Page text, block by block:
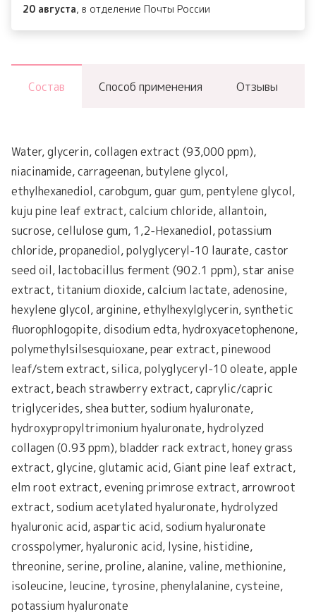
Patch
20 августа, в отделение Почты России
Состав Способ применения Отзывы
Water, glycerin, collagen extract (93,000 ppm),
niacinamide, carrageenan, butylene glycol,
ethylhexanediol, carobgum, guar gum, pentylene glycol,
kuju pine leaf extract, calcium chloride, allantoin,
sucrose, cellulose gum, 1,2-Hexanediol, potassium
chloride, propanediol, polyglyceryl-10 laurate, castor
seed oil, lactobacillus ferment (902.1 ppm), star anise
extract, titanium dioxide, calcium lactate, adenosine,
hexylene glycol, arginine, ethylhexylglycerin, synthetic
fluorophlogopite, disodium edta, hydroxyacetophenone,
polymethylsilsesquioxane, pear extract, pinewood
leaf/stem extract, silica, polyglyceryl-10 oleate, apple
extract, beach strawberry extract, caprylic/capric
triglycerides, shea butter, sodium hyaluronate,
hydroxypropyltrimonium hyaluronate, hydrolyzed
collagen (0.93 ppm), bladder rack extract, honey grass
extract, glycine, glutamic acid, Giant pine leaf extract,
elm root extract, evening primrose extract, arrowroot
extract, sodium acetylated hyaluronate, hydrolyzed
hyaluronic acid, aspartic acid, sodium hyaluronate
crosspolymer, hyaluronic acid, lysine, histidine,
threonine, serine, proline, alanine, valine, methionine,
isoleucine, leucine, tyrosine, phenylalanine, cysteine,
potassium hyaluronate